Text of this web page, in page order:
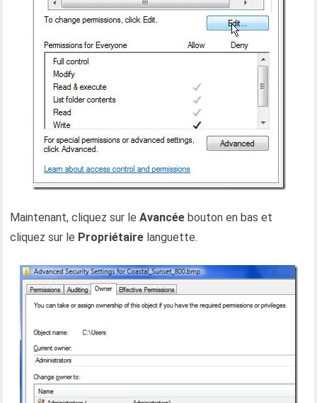
Maintenant, cliquez sur leAvancée bouton en bas et
cliquez sur le Propriétaire languette.